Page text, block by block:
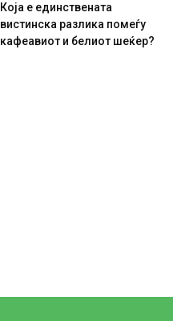
Која е единствената
вистинска разлика помеѓу
кафеавиот и белиот шеќер?